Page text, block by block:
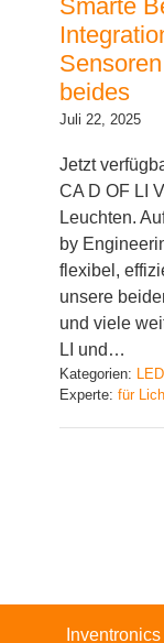
Smarte
beides
Juli 22, 2025
Jetzt
CA D OF LI
Leuchten.
by
flexibel,
unsere
und viele
LI und…
Kategorien:
Experte: für